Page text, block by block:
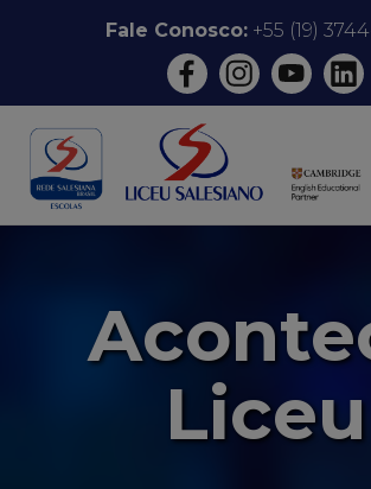
conteúdo
Fale Conosco:+55 (19)
Liceu